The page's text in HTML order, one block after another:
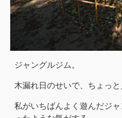
ジャングルジム。
木漏れ日のせいで、ちょっと
私がいちばんよく遊んだジ